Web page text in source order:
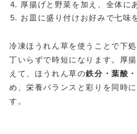
厚揚げと野菜を加え、全体に
お皿に盛り付けお好みで七味
冷凍ほうれん草を使うことで下
丁いらずで時短になります。厚
えて、ほうれん草の鉄分・葉酸
め、栄養バランスと彩りを同時
す。